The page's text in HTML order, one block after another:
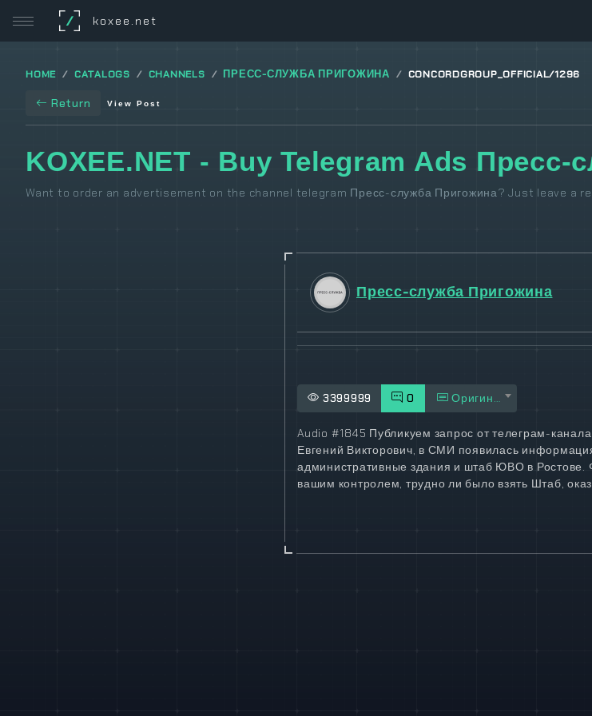
/ koxee.net
HOME CATALOGS CHANNELS ПРЕСС-СЛУЖБА ПРИГОЖИНА CONCORDGROUP_OFFICIAL/1296
Return View Post
KOXEE.NET - Buy Telegram Ads
Want to order an advertisement on the channel telegram Пресс-служба Пригожина? Just leave a
Пресс-служба Пригожина
3399999 0 Оригинал
Audio #1845 Публикуем запрос от телеграм-канала
Евгений Викторович, в СМИ появилась
административные здания и штаб ЮВО в Ростове.
вашим контролем, трудно ли было взять Штаб,